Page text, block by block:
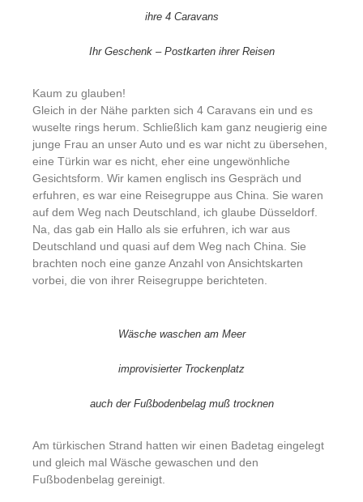
ihre 4 Caravans
Ihr Geschenk – Postkarten ihrer Reisen
Kaum zu glauben!
Gleich in der Nähe parkten sich 4 Caravans ein und es
wuselte rings herum. Schließlich kam ganz neugierig eine
junge Frau an unser Auto und es war nicht zu übersehen,
eine Türkin war es nicht, eher eine ungewönhliche
Gesichtsform. Wir kamen englisch ins Gespräch und
erfuhren, es war eine Reisegruppe aus China. Sie waren
auf dem Weg nach Deutschland, ich glaube Düsseldorf.
Na, das gab ein Hallo als sie erfuhren, ich war aus
Deutschland und quasi auf dem Weg nach China. Sie
brachten noch eine ganze Anzahl von Ansichtskarten
vorbei, die von ihrer Reisegruppe berichteten.
Wäsche waschen am Meer
improvisierter Trockenplatz
auch der Fußbodenbelag muß trocknen
Am türkischen Strand hatten wir einen Badetag eingelegt
und gleich mal Wäsche gewaschen und den
Fußbodenbelag gereinigt.